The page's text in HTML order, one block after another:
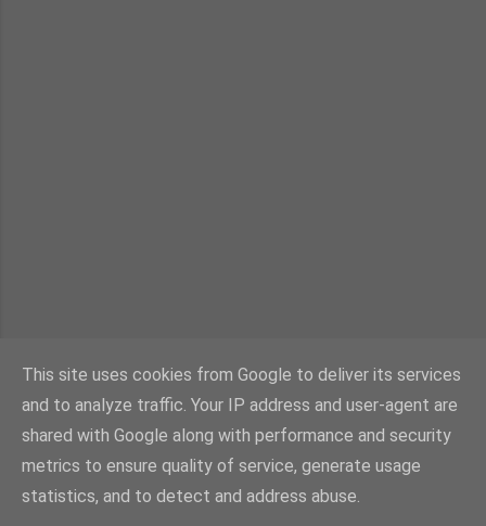
Powered by Blogger
This site uses cookies from Google to deliver its services
and to analyze traffic. Your IP address and user-agent are
shared with Google along with performance and security
metrics to ensure quality of service, generate usage
statistics, and to detect and address abuse.